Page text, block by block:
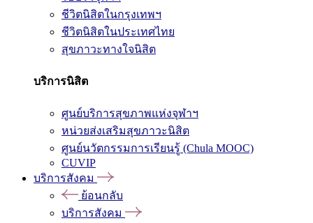
ชีวิตนิสิตในกรุงเทพฯ
ชีวิตนิสิตในประเทศไทย
สุขภาวะทางใจนิสิต
บริการนิสิต
ศูนย์บริการสุขภาพแห่งจุฬาฯ
หน่วยส่งเสริมสุขภาวะนิสิต
ศูนย์นวัตกรรมการเรียนรู้ (Chula MOOC)
CUVIP
บริการสังคม
ย้อนกลับ
บริการสังคม